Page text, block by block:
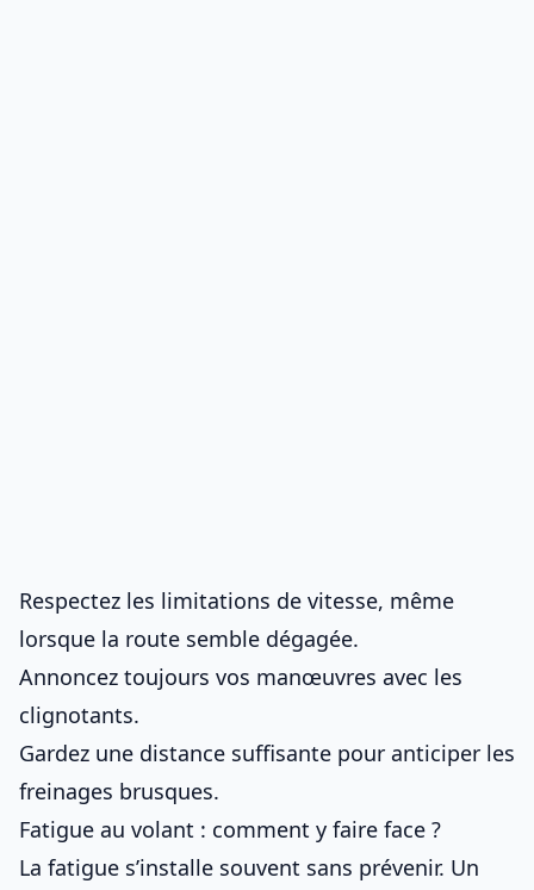
Respectez les limitations de vitesse, même
lorsque la route semble dégagée.
Annoncez toujours vos manœuvres avec les
clignotants.
Gardez une distance suffisante pour anticiper les
freinages brusques.
Fatigue au volant : comment y faire face ?
La fatigue s’installe souvent sans prévenir. Un